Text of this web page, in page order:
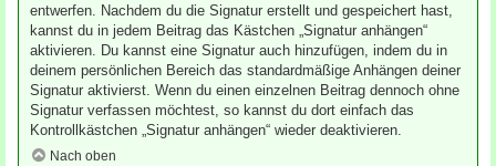
entwerfen. Nachdem du die Signatur erstellt und gespeichert hast,
kannst du in jedem Beitrag das Kästchen „Signatur anhängen“
aktivieren. Du kannst eine Signatur auch hinzufügen, indem du in
deinem persönlichen Bereich das standardmäßige Anhängen deiner
Signatur aktivierst. Wenn du einen einzelnen Beitrag dennoch ohne
Signatur verfassen möchtest, so kannst du dort einfach das
Kontrollkästchen „Signatur anhängen“ wieder deaktivieren.
Nach oben